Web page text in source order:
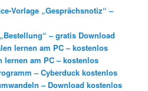
Vorlage „Gesprächsnotiz“ –
– gratis Download
lernen am PC – kostenlos
lernen am PC – kostenlos
– Cyberduck kostenlos
– Download kostenlos